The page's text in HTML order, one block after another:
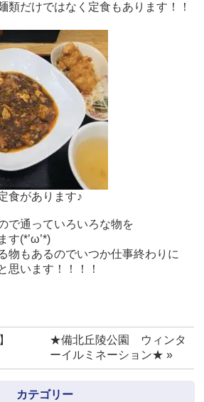
類だけではなく定食もあります！！
食があります♪
で通っていろいろな物を
す(*’ω’*)
物もあるのでいつか仕事終わりに
思います！！！！
★備北丘陵公園 ウィンタ
ーイルミネーション★ »
カテゴリー